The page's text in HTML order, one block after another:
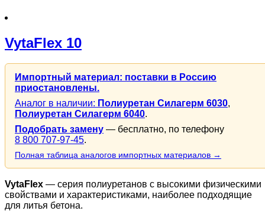
VytaFlex 10
Импортный материал: поставки в Россию
приостановлены.
Аналог в наличии: Полиуретан Силагерм 6030,
Полиуретан Силагерм 6040.
Подобрать замену — бесплатно, по телефону
8 800 707-97-45.
Полная таблица аналогов импортных материалов →
VytaFlex — серия полиуретанов с высокими физическими
свойствами и характеристиками, наиболее подходящие
для литья бетона.